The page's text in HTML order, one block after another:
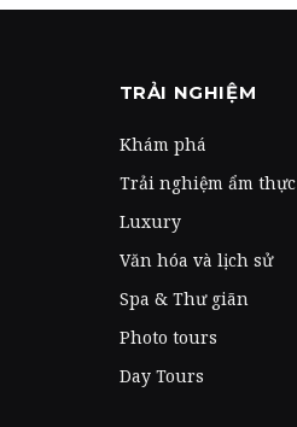
TRẢI NGHIỆM
Khám phá
Trải nghiệm ẩm thực
Luxury
Văn hóa và lịch sử
Spa & Thư giãn
Photo tours
Day Tours